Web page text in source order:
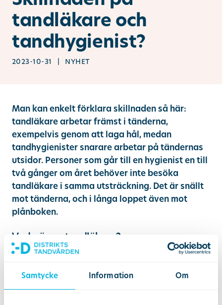
Samtycke Information Om
Ändra/avboka tid
Sök
tandläkare och
tandhygienist?
2023-10-31 | nyhet
Man kan enkelt förklara skillnaden så här:
tandläkare arbetar främst i tänderna,
exempelvis genom att laga hål, medan
tandhygienister snarare arbetar på tändernas
utsidor. Personer som går till en hygienist en till
två gånger om året behöver inte besöka
tandläkare i samma utsträckning. Det är snällt
mot tänderna, och i långa loppet även mot
plånboken.
Vad gör en tandläkare?
En tandläkare ställer diagnoser och behandlar
käken. Det kan till exempel röra sig om
tandlagningar eller kirurgiska behandlingar.